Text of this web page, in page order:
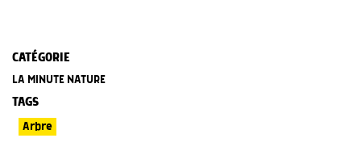
CATÉGORIE
LA MINUTE NATURE
TAGS
Arbre